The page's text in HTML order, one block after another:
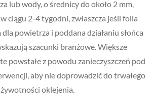
lub wody, o średnicy do około 2 mm,
ciągu 2-4 tygodni, zwłaszcza jeśli folia
powietrza i poddana działaniu słońca
szacunki branżowe. Większe
powstałe z powodu zanieczyszczeń pod
aby nie doprowadzić do trwałego
oklejenia.